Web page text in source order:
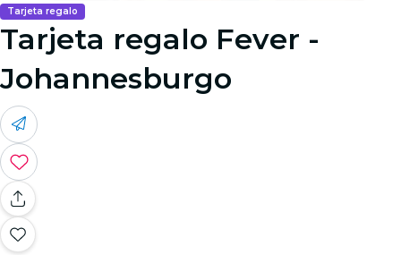
Tarjeta regalo
Tarjeta regalo Fever -
Johannesburgo